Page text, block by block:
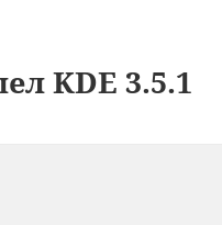
KDE 3.5.1